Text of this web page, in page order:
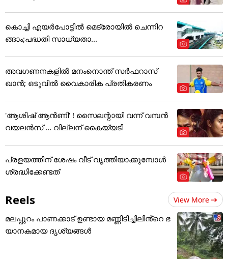
കൊച്ചി എയര്‍പോട്ടില്‍ മെട്രോയില്‍ ചെന്നിറ
ങ്ങാം;പദ്ധതി സാധ്യതാ...
അവഗണനകളില്‍ മനംനൊന്ത് സര്‍ഫറാസ്
ഖാന്‍; ഒടുവില്‍ വൈകാരിക പ്രതികരണം
'ആശിഷ് ആൻണി' ! സൈലന്റായി വന്ന് വമ്പൻ
വയലൻസ് ... വില്ലന് കൈയ്യടി
പ്രളയത്തിന് ശേഷം വീട് വൃത്തിയാക്കുമ്പോൾ
ശ്രദ്ധിക്കേണ്ടത്
Reels View More
മലപ്പുറം പാണക്കാട് ഉണ്ടായ മണ്ണിടിച്ചിലിൻ്റെ ഭ
യാനകമായ ദൃശ്യങ്ങൾ